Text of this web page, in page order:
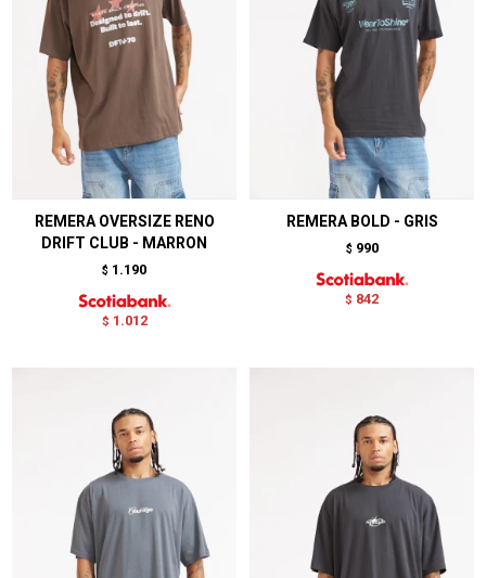
REMERA OVERSIZE RENO
DRIFT CLUB - MARRON
$ 1.190
$ 1.012
REMERA BOLD - GRIS
$ 990
$ 842